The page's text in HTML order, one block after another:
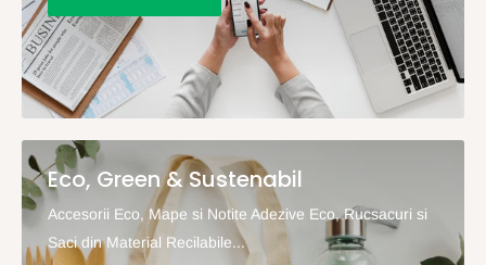
Eco, Green & Sustenabil
Accesorii Eco, Mape si Notite Adezive Eco, Rucsacuri si
Saci din Material Recilabile...